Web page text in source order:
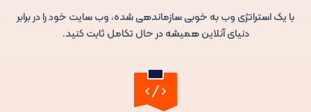
با یک استراتژی وب به خوبی سازماندهی شده، وب سایت خود را در برابر
دنیای آنلاین همیشه در حال تکامل ثابت کنید.